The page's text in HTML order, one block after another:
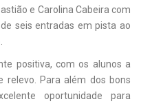
e Carolina Cabeira com
seis entradas em pista ao
positiva, com os alunos a
relevo. Para além dos bons
oportunidade para